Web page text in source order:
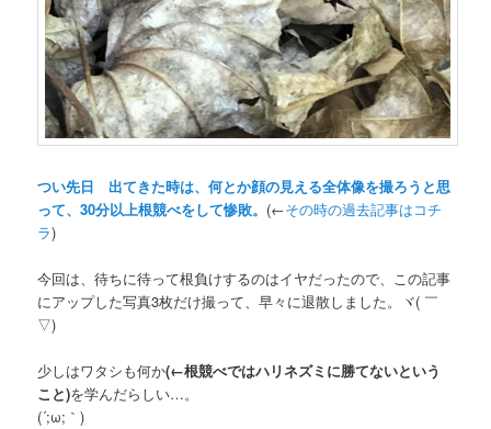
つい先日 出てきた時は、何とか顔の見える全体像を撮ろうと思
って、30分以上根競べをして惨敗。 (←その時の過去記事はコチ
ラ)
今回は、待ちに待って根負けするのはイヤだったので、この記事
にアップした写真3枚だけ撮って、早々に退散しました。ヾ( ￣
▽)ゞ
少しはワタシも何か(←根競べではハリネズミに勝てないという
こと)を学んだらしい…。
(´;ω;｀)